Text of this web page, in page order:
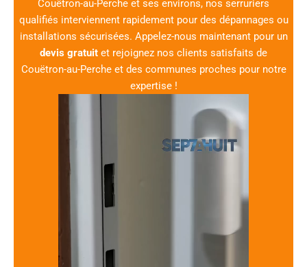
Couëtron-au-Perche et ses environs, nos serruriers
qualifiés interviennent rapidement pour des dépannages ou
installations sécurisées. Appelez-nous maintenant pour un
devis gratuit et rejoignez nos clients satisfaits de
Couëtron-au-Perche et des communes proches pour notre
expertise !